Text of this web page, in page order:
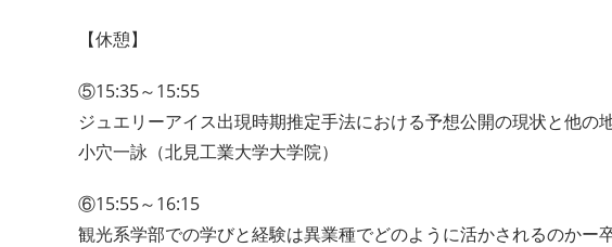
【休憩】
⑤15:35～15:55
ジュエリーアイス出現時期推定手法における予想公開の現状と他の
小穴一詠（北見工業大学大学院）
⑥15:55～16:15
観光系学部での学びと経験は異業種でどのように活かされるのかー